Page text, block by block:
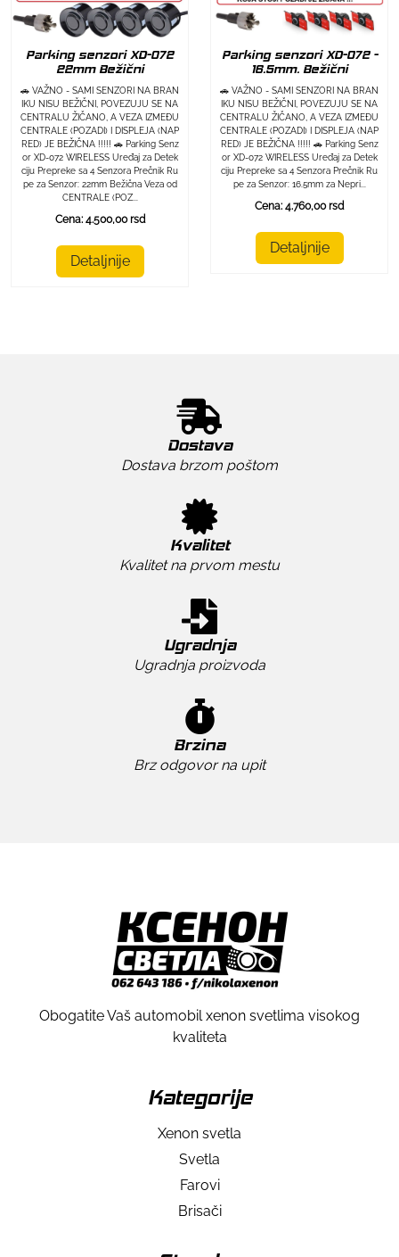
Parking senzori XD-072
22mm Bežični
🚗 VAŽNO - SAMI SENZORI NA BRAN
IKU NISU BEŽIČNI, POVEZUJU SE NA
CENTRALU ŽIČANO, A VEZA IZMEĐU
CENTRALE (POZADI) I DISPLEJA (NAP
RED) JE BEŽIČNA !!!!! 🚗 Parking Senz
or XD-072 WIRELESS Uređaj za Detek
ciju Prepreke sa 4 Senzora Prečnik Ru
pe za Senzor: 22mm Bežična Veza od
CENTRALE (POZ...
Cena: 4.500,00 rsd
Detaljnije
Parking senzori XD-072 -
16.5mm. Bežični
🚗 VAŽNO - SAMI SENZORI NA BRAN
IKU NISU BEŽIČNI, POVEZUJU SE NA
CENTRALU ŽIČANO, A VEZA IZMEĐU
CENTRALE (POZADI) I DISPLEJA (NAP
RED) JE BEŽIČNA !!!!! 🚗 Parking Senz
or XD-072 WIRELESS Uređaj za Detek
ciju Prepreke sa 4 Senzora Prečnik Ru
pe za Senzor: 16.5mm za Nepri...
Cena: 4.760,00 rsd
Detaljnije
Dostava
Dostava brzom poštom
Kvalitet
Kvalitet na prvom mestu
Ugradnja
Ugradnja proizvoda
Brzina
Brz odgovor na upit
Obogatite Vaš automobil xenon svetlima visokog
kvaliteta
Kategorije
Xenon svetla
Svetla
Farovi
Brisači